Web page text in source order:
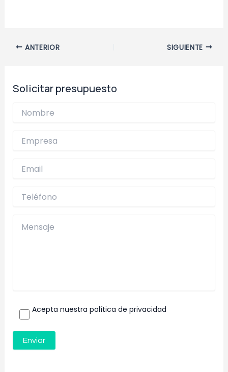
Navegación
ANTERIOR SIGUIENTE
Solicitar presupuesto
Acepta nuestra política de privacidad